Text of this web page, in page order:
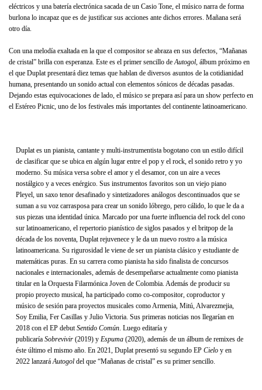
eléctricos y una batería electrónica sacada de un Casio Tone, el músico narra de forma
burlona lo incapaz que es de justificar sus acciones ante dichos errores. Mañana será
otro día.
Con una melodía exaltada en la que el compositor se abraza en sus defectos, “Mañanas
de cristal” brilla con esperanza. Este es el primer sencillo de Autogol , álbum próximo en
el que Duplat presentará diez temas que hablan de diversos asuntos de la cotidianidad
humana, presentando un sonido actual con elementos sónicos de décadas pasadas.
Dejando estas equivocaciones de lado, el músico se prepara así para un show perfecto en
el Estéreo Picnic, uno de los festivales más importantes del continente latinoamericano.
Duplat es un pianista, cantante y multi-instrumentista bogotano con un estilo difícil
de clasificar que se ubica en algún lugar entre el pop y el rock, el sonido retro y yo
moderno. Su música versa sobre el amor y el desamor, con un aire a veces
nostálgico y a veces enérgico. Sus instrumentos favoritos son un viejo piano
Pleyel, un saxo tenor desafinado y sintetizadores análogos descontinuados que se
suman a su voz carrasposa para crear un sonido lóbrego, pero cálido, lo que le da a
sus piezas una identidad única. Marcado por una fuerte influencia del rock del cono
sur latinoamericano, el repertorio pianístico de siglos pasados y el britpop de la
década de los noventa, Duplat rejuvenece y le da un nuevo rostro a la música
latinoamericana. Su rigurosidad le viene de ser un pianista clásico y estudiante de
matemáticas puras. En su carrera como pianista ha sido finalista de concursos
nacionales e internacionales, además de desempeñarse actualmente como pianista
titular en la Orquesta Filarmónica Joven de Colombia. Además de producir su
propio proyecto musical, ha participado como co-compositor, coproductor y
músico de sesión para proyectos musicales como Armenia, Mitú, Alvarezmejia,
Soy Emilia, Fer Casillas y Julio Victoria. Sus primeras noticias nos llegarían en
2018 con el EP debut Sentido Común . Luego editaría y
publicaría Sobrevivir (2019) y Espuma (2020), además de un álbum de remixes de
éste último el mismo año. En 2021, Duplat presentó su segundo EP Cielo y en
2022 lanzará Autogol del que “Mañanas de cristal” es su primer sencillo.